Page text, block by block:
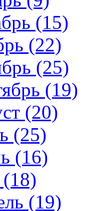
(15)
(22)
(25)
(19)
(20)
(25)
(16)
(18)
(19)